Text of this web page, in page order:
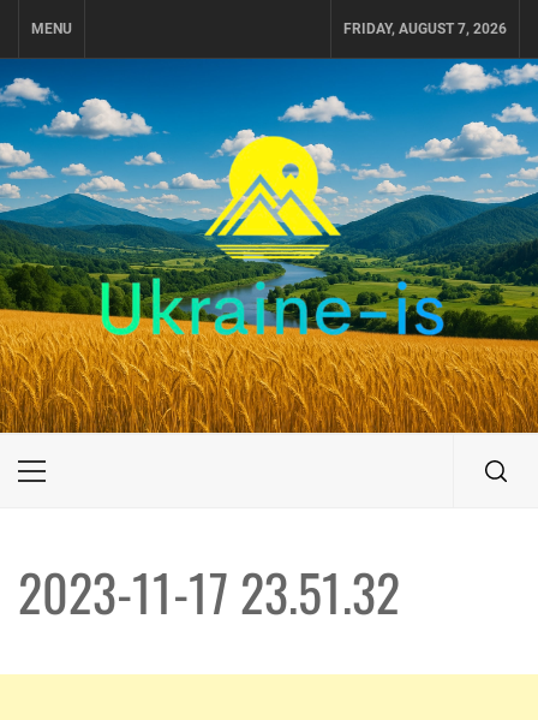
MENU FRIDAY, AUGUST 7, 2026
UKRAINE-IS
ПОДОРОЖI ПО УКРАЇНІ
Primary
2023-11-17 23.51.32